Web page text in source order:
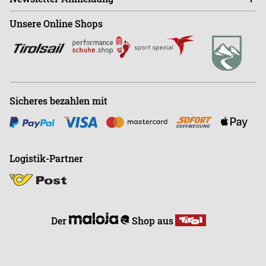
Shop+43 (0)664-88363270
Büro+43 (0)676-9408501
Unsere Online Shops
Sicheres bezahlen mit
Logistik-Partner
Der Shop aus